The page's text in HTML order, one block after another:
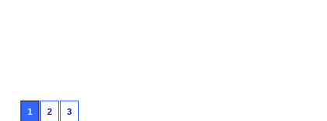
1 2 3